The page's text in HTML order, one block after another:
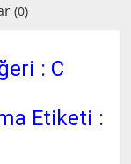
(0)
: C
Etiketi :